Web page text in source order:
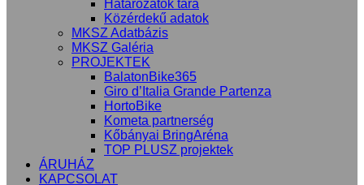
Határozatok tára
Közérdekű adatok
MKSZ Adatbázis
MKSZ Galéria
PROJEKTEK
BalatonBike365
Giro d’Italia Grande Partenza
HortoBike
Kometa partnerség
Kőbányai BringAréna
TOP PLUSZ projektek
ÁRUHÁZ
KAPCSOLAT